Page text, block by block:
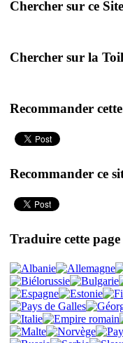
Chercher sur ce Site
Chercher sur la
Recommander
Recommander ce
Traduire cette page